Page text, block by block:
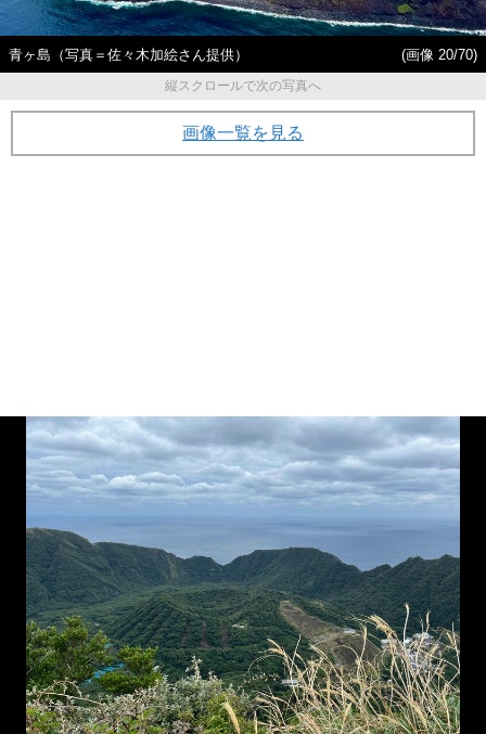
青ヶ島（写真＝佐々木加絵さん提供）
(画像 20/70)
縦スクロールで次の写真へ
画像一覧を見る